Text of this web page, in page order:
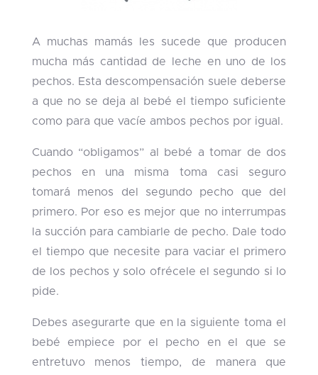
A muchas mamás les sucede que producen
mucha más cantidad de leche en uno de los
pechos. Esta descompensación suele deberse
a que no se deja al bebé el tiempo suficiente
como para que vacíe ambos pechos por igual.
Cuando “obligamos” al bebé a tomar de dos
pechos en una misma toma casi seguro
tomará menos del segundo pecho que del
primero. Por eso es mejor que no interrumpas
la succión para cambiarle de pecho. Dale todo
el tiempo que necesite para vaciar el primero
de los pechos y solo ofrécele el segundo si lo
pide.
Debes asegurarte que en la siguiente toma el
bebé empiece por el pecho en el que se
entretuvo menos tiempo, de manera que